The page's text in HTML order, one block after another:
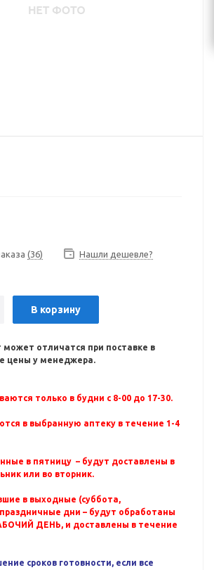
(36) Нашли дешевле?
В корзину
может отличатся при поставке в
цены у менеджера.
только в будни с 8-00 до 17-30.
в выбранную аптеку в течение 1-4
в пятницу – будут доставлены в
или во вторник.
в выходные (суббота,
дни – будут обработаны
ДЕНЬ, и доставлены в течение
сроков готовности, если все